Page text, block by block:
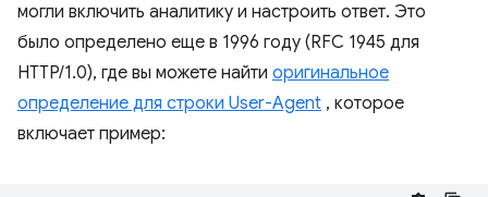
могли включить аналитику и настроить ответ. Это
было определено еще в 1996 году (RFC 1945 для
HTTP/1.0), где вы можете найти оригинальное
определение для строки User-Agent , которое
включает пример: